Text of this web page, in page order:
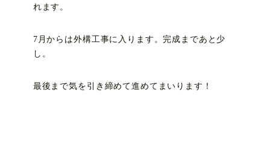
れます。
7月からは外構工事に入ります。完成まであと少
し。
最後まで気を引き締めて進めてまいります！